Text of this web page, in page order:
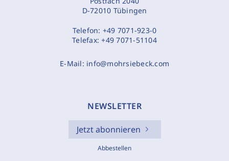
D-72010 Tübingen
Telefon: +49 7071-923-0
Telefax:+49 7071-51104
E-Mail: info@mohrsiebeck.com
NEWSLETTER
Jetzt abonnieren
Abbestellen